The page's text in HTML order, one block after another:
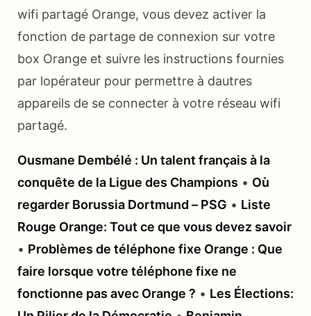
wifi partagé Orange, vous devez activer la
fonction de partage de connexion sur votre
box Orange et suivre les instructions fournies
par lopérateur pour permettre à dautres
appareils de se connecter à votre réseau wifi
partagé.
Ousmane Dembélé : Un talent français à la
conquête de la Ligue des Champions • Où
regarder Borussia Dortmund – PSG • Liste
Rouge Orange: Tout ce que vous devez savoir
• Problèmes de téléphone fixe Orange : Que
faire lorsque votre téléphone fixe ne
fonctionne pas avec Orange ? • Les Élections: